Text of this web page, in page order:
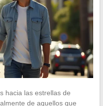
hacia las estrellas de
de aquellos que